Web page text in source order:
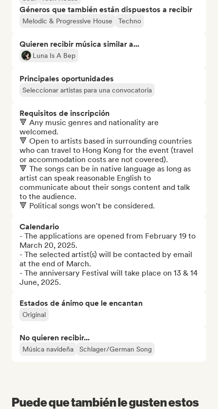
Géneros que también están dispuestos a recibir
Melodic & Progressive House Techno
Quieren recibir música similar a...
Luna Is A Bep
Principales oportunidades
Seleccionar artistas para una convocatoria
Requisitos de inscripción
🔻 Any music genres and nationality are
welcomed.
🔻 Open to artists based in surrounding countries
who can travel to Hong Kong for the event (travel
or accommodation costs are not covered).
🔻 The songs can be in native language as long as
artist can speak reasonable English to
communicate about their songs content and talk
to the audience.
🔻 Political songs won't be considered.
Calendario
- The applications are opened from February 19 to
March 20, 2025.
- The selected artist(s) will be contacted by email
at the end of March.
- The anniversary Festival will take place on 13 & 14
June, 2025.
Estados de ánimo que le encantan
Original
No quieren recibir...
Música navideña Schlager/German Song
Puede que también le gusten estos